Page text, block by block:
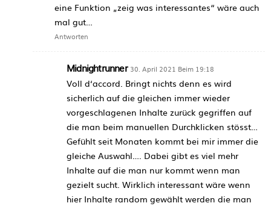
eine Funktion „zeig was interessantes“ wäre auch
mal gut…
Antworten
Midnightrunner 30. April 2021 Beim 19:18
Voll d‘accord. Bringt nichts denn es wird
sicherlich auf die gleichen immer wieder
vorgeschlagenen Inhalte zurück gegriffen auf
die man beim manuellen Durchklicken stösst…
Gefühlt seit Monaten kommt bei mir immer die
gleiche Auswahl…. Dabei gibt es viel mehr
Inhalte auf die man nur kommt wenn man
gezielt sucht. Wirklich interessant wäre wenn
hier Inhalte random gewählt werden die man